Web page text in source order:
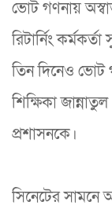
ভোট গণনায়
রিটার্নিং
তিন দিনেও ভোট
শিক্ষিকা
প্রশাসনকে।
সিনেটের সামনে